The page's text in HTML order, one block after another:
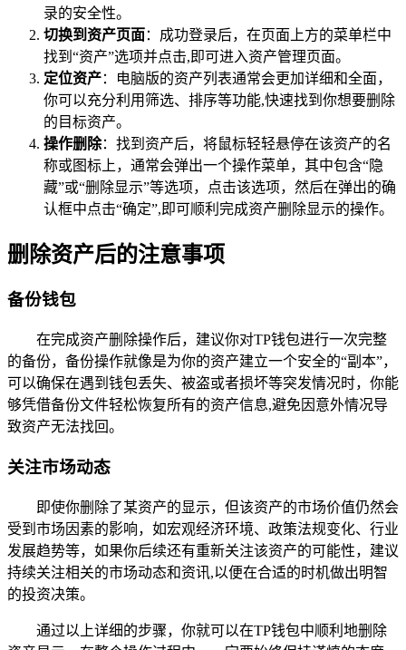
录的安全性。
切换到资产页面：成功登录后，在页面上方的菜单栏中
找到“资产”选项并点击,即可进入资产管理页面。
定位资产：电脑版的资产列表通常会更加详细和全面，
你可以充分利用筛选、排序等功能,快速找到你想要删除
的目标资产。
操作删除：找到资产后，将鼠标轻轻悬停在该资产的名
称或图标上，通常会弹出一个操作菜单，其中包含“隐
藏”或“删除显示”等选项，点击该选项，然后在弹出的确
认框中点击“确定”,即可顺利完成资产删除显示的操作。
删除资产后的注意事项
备份钱包
在完成资产删除操作后，建议你对TP钱包进行一次完整
的备份，备份操作就像是为你的资产建立一个安全的“副本”，
可以确保在遇到钱包丢失、被盗或者损坏等突发情况时，你能
够凭借备份文件轻松恢复所有的资产信息,避免因意外情况导
致资产无法找回。
关注市场动态
即使你删除了某资产的显示，但该资产的市场价值仍然会
受到市场因素的影响，如宏观经济环境、政策法规变化、行业
发展趋势等，如果你后续还有重新关注该资产的可能性，建议
持续关注相关的市场动态和资讯,以便在合适的时机做出明智
的投资决策。
通过以上详细的步骤，你就可以在TP钱包中顺利地删除